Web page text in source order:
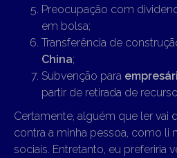
Preocupação com
em bolsa;
Transferência de
China;
Subvenção para
partir de retirada de
Certamente, alguém que ler vai
contra a minha pessoa, como li
sociais. Entretanto, eu preferiria